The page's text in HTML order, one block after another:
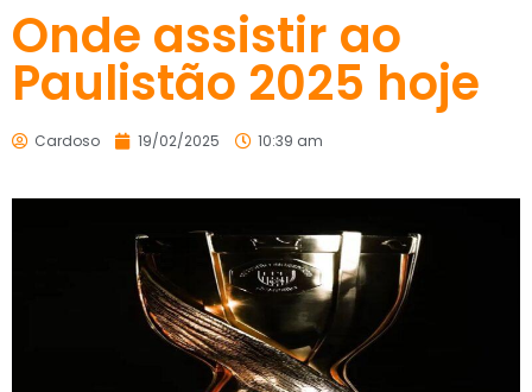
Onde assistir ao
Paulistão 2025 hoje
Cardoso 19/02/2025 10:39 am